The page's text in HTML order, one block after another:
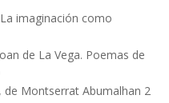
imaginación como
de La Vega. Poemas de
Montserrat Abumalhan 2